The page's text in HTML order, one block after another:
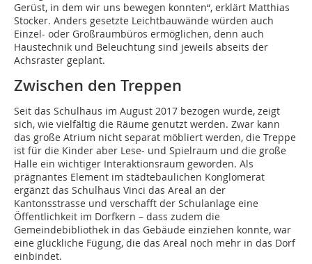
Gerüst, in dem wir uns bewegen konnten“, erklärt Matthias
Stocker. Anders gesetzte Leichtbauwände würden auch
Einzel- oder Großraumbüros ermöglichen, denn auch
Haustechnik und Beleuchtung sind jeweils abseits der
Achsraster geplant.
Zwischen den Treppen
Seit das Schulhaus im August 2017 bezogen wurde, zeigt
sich, wie vielfältig die Räume genutzt werden. Zwar kann
das große Atrium nicht separat möbliert werden, die Treppe
ist für die Kinder aber Lese- und Spielraum und die große
Halle ein wichtiger Interaktionsraum geworden. Als
prägnantes Element im städtebaulichen Konglomerat
ergänzt das Schulhaus Vinci das Areal an der
Kantonsstrasse und verschafft der Schulanlage eine
Öffentlichkeit im Dorfkern – dass zudem die
Gemeindebibliothek in das Gebäude einziehen konnte, war
eine glückliche Fügung, die das Areal noch mehr in das Dorf
einbindet.